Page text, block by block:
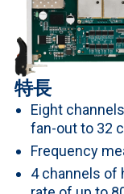
特長
Eight
fan-out to 32
Frequency
4 channels of